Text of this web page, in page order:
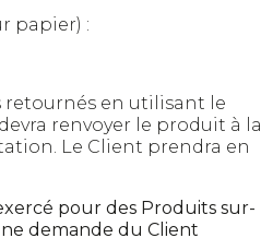
papier) :
retournés en utilisant le
renvoyer le produit à la
Le Client prendra en
pour des Produits sur-
demande du Client